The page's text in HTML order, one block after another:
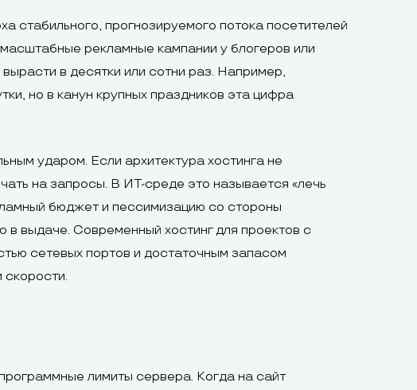
стабильного, прогнозируемого потока посетителей
рекламные кампании у блогеров или
в десятки или сотни раз. Например,
но в канун крупных праздников эта цифра
ударом. Если архитектура хостинга не
на запросы. В ИТ-среде это называется «лечь
бюджет и пессимизацию со стороны
выдаче. Современный хостинг для проектов с
сетевых портов и достаточным запасом
лимиты сервера. Когда на сайт